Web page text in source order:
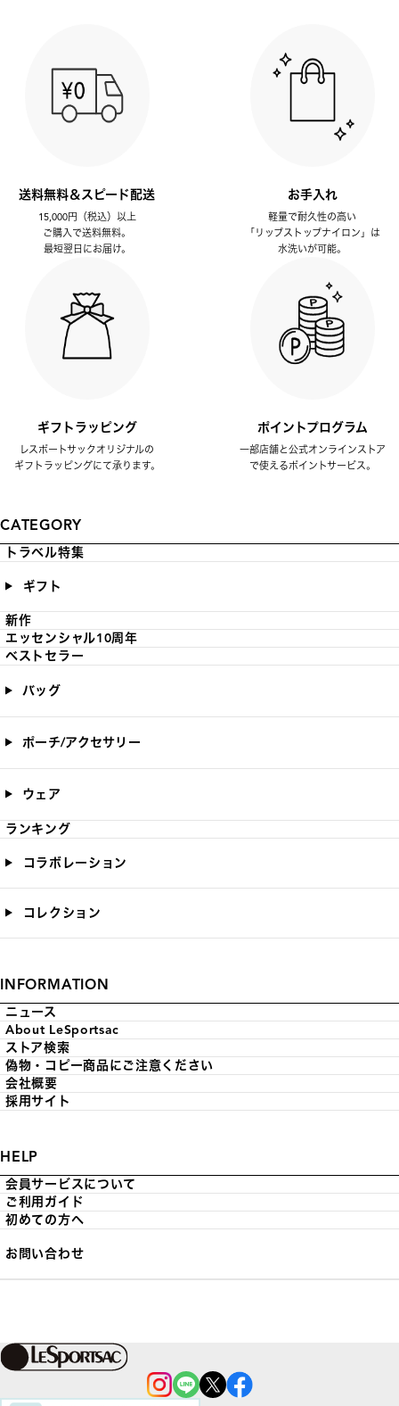
送料無料＆スピード配送
15,000円（税込）以上
ご購入で送料無料。
最短翌日にお届け。
お手入れ
軽量で耐久性の高い
「リップストップナイロン」は
水洗いが可能。
ギフトラッピング
レスポートサックオリジナルの
ギフトラッピングにて承ります。
ポイントプログラム
一部店舗と公式オンラインストア
で使えるポイントサービス。
CATEGORY
トラベル特集
ギフト
新作
エッセンシャル10周年
ベストセラー
バッグ
ポーチ/アクセサリー
ウェア
ランキング
コラボレーション
コレクション
INFORMATION
ニュース
About LeSportsac
ストア検索
偽物・コピー商品にご注意ください
会社概要
採用サイト
HELP
会員サービスについて
ご利用ガイド
初めての方へ
お問い合わせ